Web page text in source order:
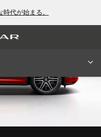
時代が始まる。